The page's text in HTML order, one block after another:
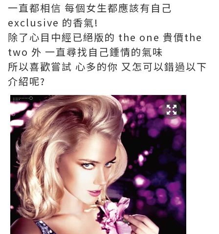
一直都相信 每個女生都應該有自己
exclusive 的香氣!
除了心目中經已絕版的 the one 貴價the
two 外 一直尋找自己鍾情的氣味
所以喜歡嘗試 心多的你 又怎可以錯過以下
介紹呢?